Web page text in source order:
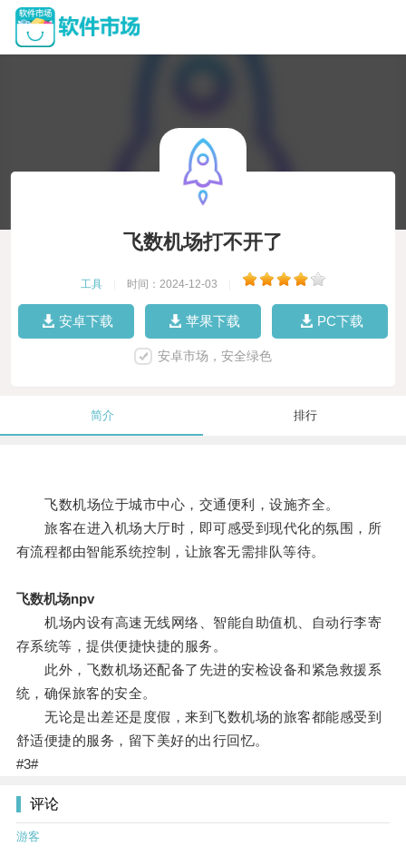
飞数机场打不开了
工具 时间：2024-12-03
安卓下载 苹果下载 PC下载
安卓市场，安全绿色
简介 排行
飞数机场位于城市中心，交通便利，设施齐全。
旅客在进入机场大厅时，即可感受到现代化的氛围，所
有流程都由智能系统控制，让旅客无需排队等待。
飞数机场npv
机场内设有高速无线网络、智能自助值机、自动行李寄
存系统等，提供便捷快捷的服务。
此外，飞数机场还配备了先进的安检设备和紧急救援系
统，确保旅客的安全。
无论是出差还是度假，来到飞数机场的旅客都能感受到
舒适便捷的服务，留下美好的出行回忆。
#3#
评论
游客